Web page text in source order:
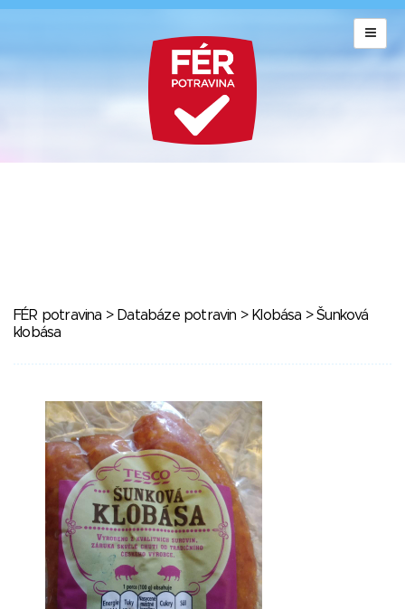
FÉR potravina > Databáze potravin > Klobása > Šunková
klobása